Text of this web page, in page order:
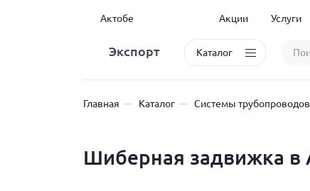
Актобе Акции Услуги
Экспорт Каталог
Главная Каталог Системы трубопроводов
Шиберная задвижка в